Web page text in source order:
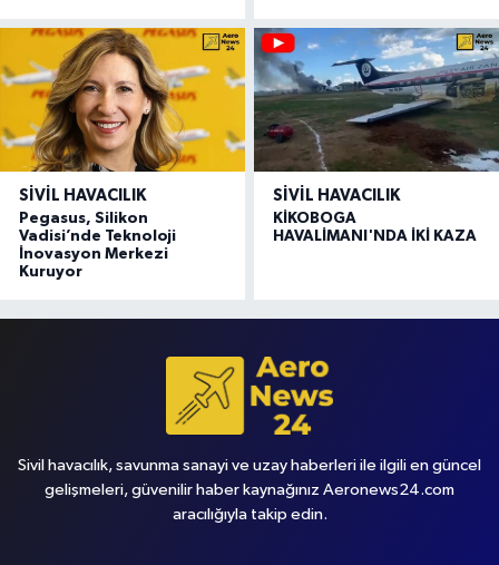
SIVIL HAVACILIK
Pegasus, Silikon
Vadisi’nde Teknoloji
İnovasyon Merkezi
Kuruyor
SIVIL HAVACILIK
KİKOBOGA
HAVALİMANI'NDA İKİ KAZA
Sivil havacılık, savunma sanayi ve uzay haberleri ile ilgili en güncel
gelişmeleri, güvenilir haber kaynağınız Aeronews24.com
aracılığıyla takip edin.